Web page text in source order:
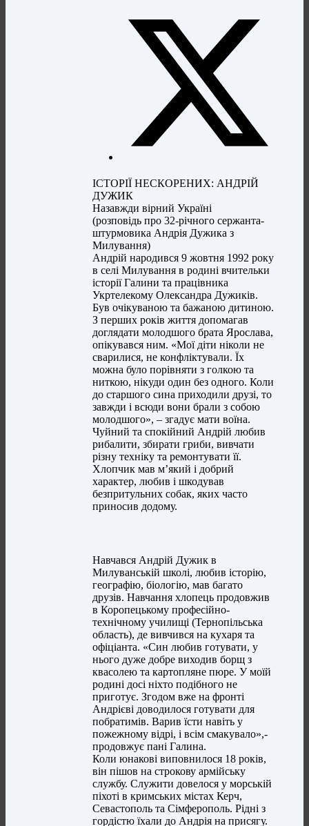
ІСТОРІЇ НЕСКОРЕНИХ: АНДРІЙ
ДУЖИК
Назавжди вірний Україні
(розповідь про 32-річного сержанта-
штурмовика Андрія Дужика з
Милування)
Андрій народився 9 жовтня 1992 року
в селі Милування в родині вчительки
історії Галини та працівника
Укртелекому Олександра Дужиків.
Був очікуваною та бажаною дитиною.
З перших років життя допомагав
доглядати молодшого брата Ярослава,
опікувався ним. «Мої діти ніколи не
сварилися, не конфліктували. Їх
можна було порівняти з голкою та
ниткою, нікуди один без одного. Коли
до старшого сина приходили друзі, то
завжди і всюди вони брали з собою
молодшого», – згадує мати воїна.
Чуйний та спокійний Андрій любив
рибалити, збирати гриби, вивчати
різну техніку та ремонтувати її.
Хлопчик мав м’який і добрий
характер, любив і шкодував
безпритульних собак, яких часто
приносив додому.
Навчався Андрій Дужик в
Милуванській школі, любив історію,
географію, біологію, мав багато
друзів. Навчання хлопець продовжив
в Коропецькому професійно-
технічному училищі (Тернопільська
область), де вивчився на кухаря та
офіціанта. «Син любив готувати, у
нього дуже добре виходив борщ з
квасолею та картопляне пюре. У моїй
родині досі ніхто подібного не
приготує. Згодом вже на фронті
Андрієві доводилося готувати для
побратимів. Варив їсти навіть у
пожежному відрі, і всім смакувало»,-
продовжує пані Галина.
Коли юнакові виповнилося 18 років,
він пішов на строкову армійську
службу. Служити довелося у морській
піхоті в кримських містах Керч,
Севастополь та Сімферополь. Рідні з
гордістю їхали до Андрія на присягу.